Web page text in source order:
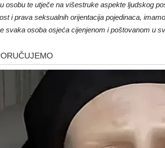
osobu te utječe na višestruke aspekte ljudskog
i prava seksualnih orijentacija pojedinaca,
svaka osoba osjeća cijenjenom i poštovanom u